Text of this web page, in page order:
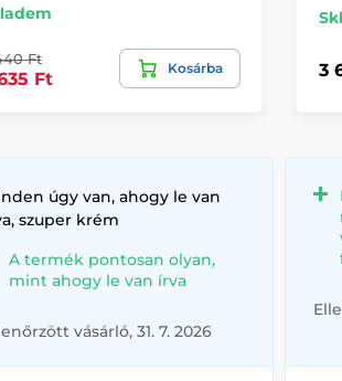
Ft
Ft
Kosárba 3
úgy van, ahogy le van
szuper krém
A termék pontosan olyan,
mint ahogy le van írva
vásárló, 31. 7. 2026